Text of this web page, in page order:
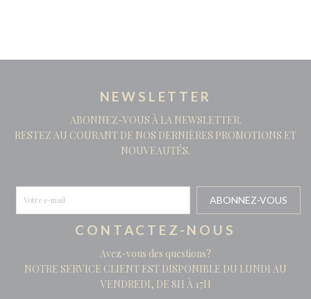
NEWSLETTER
ABONNEZ-VOUS À LA NEWSLETTER.
RESTEZ AU COURANT DE NOS DERNIÈRES PROMOTIONS ET
NOUVEAUTÉS.
CONTACTEZ-NOUS
Avez-vous des questions?
NOTRE SERVICE CLIENT EST DISPONIBLE DU LUNDI AU
VENDREDI, DE 8H À 17H